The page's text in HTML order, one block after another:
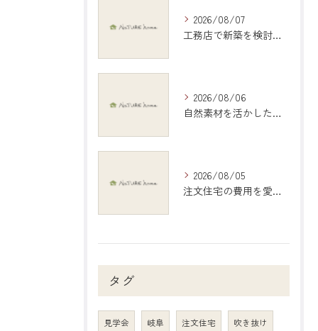
2026/08/07
工務店で新築を検討する際の岐阜県大垣市で後悔しない選び方と比較ポイント
2026/08/06
自然素材を活かしたインテリアで愛知県稲沢市の暮らしを心地よくする選び方ガイド
2026/08/05
注文住宅の費用を愛知県江南市で現実的に把握する具体的シミュレーション
タグ
見学会 岐阜 注文住宅 吹き抜け